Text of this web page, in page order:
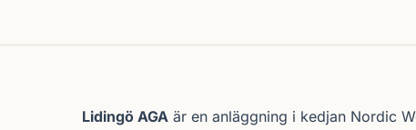
Om Lidingö AGA
Lidingö AGA är en anläggning i kedjan Nordic